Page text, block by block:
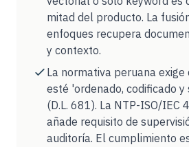
mitad del producto. La
enfoques recupera
y contexto.
La normativa peruana exige
esté 'ordenado, codificado
(D.L. 681). La NTP-ISO/IEC
añade requisito de
auditoría. El cumplimiento